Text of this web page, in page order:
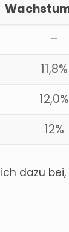
–
11,8%
12,0%
12%
dazu